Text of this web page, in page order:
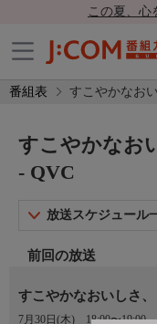
この夏、心
番組表 すこやかなお
すこやかなお
- QVC
放送スケジュール
前回の放送
すこやかなおいしさ、
7月30日(木) 18:00〜19:00